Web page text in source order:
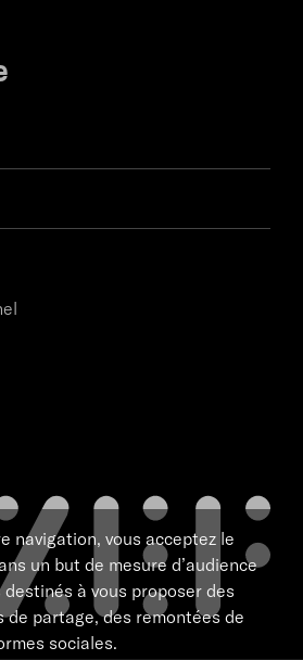
navigation, vous acceptez le
un but de mesure d’audience
à vous proposer des
de partage, des remontées de
sociales.